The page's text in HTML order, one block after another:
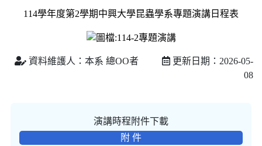
114學年度第2學期中興大學昆蟲學系專題演講日程表
資料維護人：本系 總OO者
更新日期：2026-05-
08
演講時程附件下載
附 件